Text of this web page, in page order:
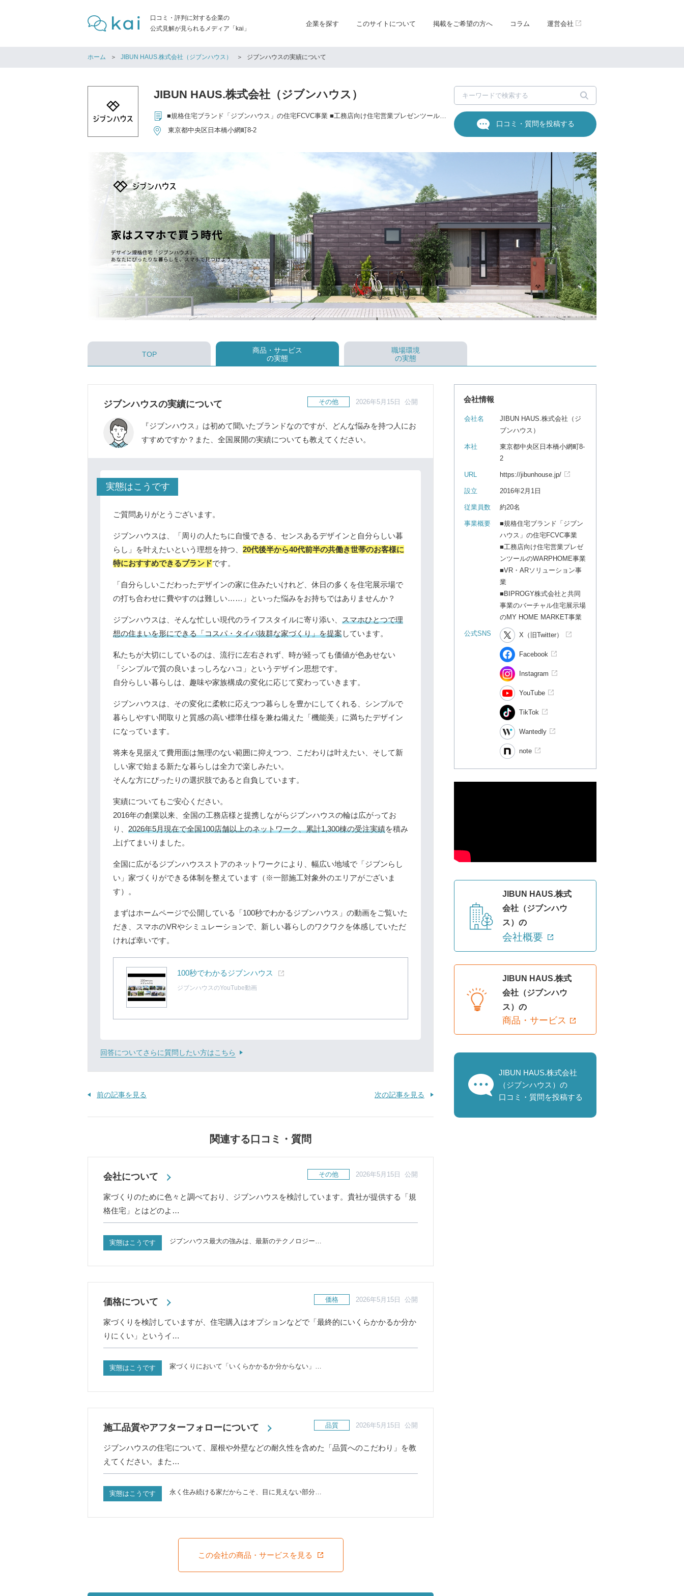
口コミ・評判に対する企業の
公式見解が見られるメディア「kai」
企業を探す このサイトについて 掲載をご希望の方へ コラム 運営会社
ホーム JIBUN HAUS.株式会社（ジブンハウス） ジブンハウスの実績について
JIBUN HAUS.株式会社（ジブンハウス）
■規格住宅ブランド「ジブンハウス」の住宅FCVC事業 ■工務店向け住宅営業プレゼンツールのWARPHOME事業 ■VR・ARソリューション事業 ■BIPROGY株式会社と共同事業のバーチャル住宅展示場のMY HOME MARKET事業
東京都中央区日本橋小網町8-2
口コミ・質問を投稿する
TOP
商品・サービス
の実態
職場環境
の実態
ジブンハウスの実績について その他 2026年5月15日 公開
『ジブンハウス』は初めて聞いたブランドなのですが、どんな悩みを持つ人にお
すすめですか？また、全国展開の実績についても教えてください。
実態はこうです
ご質問ありがとうございます。
ジブンハウスは、「周りの人たちに自慢できる、センスあるデザインと自分らしい暮
らし」を叶えたいという理想を持つ、 20代後半から40代前半の共働き世帯のお客様に
特におすすめできるブランドです。
「自分らしいこだわったデザインの家に住みたいけれど、休日の多くを住宅展示場で
の打ち合わせに費やすのは難しい……」といった悩みをお持ちではありませんか？
ジブンハウスは、そんな忙しい現代のライフスタイルに寄り添い、 スマホひとつで理
想の住まいを形にできる「コスパ・タイパ抜群な家づくり」を提案しています。
私たちが大切にしているのは、流行に左右されず、時が経っても価値が色あせない
「シンプルで質の良いまっしろなハコ」というデザイン思想です。
自分らしい暮らしは、趣味や家族構成の変化に応じて変わっていきます。
ジブンハウスは、その変化に柔軟に応えつつ暮らしを豊かにしてくれる、シンプルで
暮らしやすい間取りと質感の高い標準仕様を兼ね備えた「機能美」に満ちたデザイン
になっています。
将来を見据えて費用面は無理のない範囲に抑えつつ、こだわりは叶えたい、そして新
しい家で始まる新たな暮らしは全力で楽しみたい。
そんな方にぴったりの選択肢であると自負しています。
実績についてもご安心ください。
2016年の創業以来、全国の工務店様と提携しながらジブンハウスの輪は広がってお
り、 2026年5月現在で全国100店舗以上のネットワーク、累計1,300棟の受注実績を積み
上げてまいりました。
全国に広がるジブンハウスストアのネットワークにより、幅広い地域で「ジブンらし
い」家づくりができる体制を整えています（※一部施工対象外のエリアがございま
す）。
まずはホームページで公開している「100秒でわかるジブンハウス」の動画をご覧いた
だき、スマホのVRやシミュレーションで、新しい暮らしのワクワクを体感していただ
ければ幸いです。
100秒でわかるジブンハウス
ジブンハウスのYouTube動画
回答についてさらに質問したい方はこちら
前の記事を見る 次の記事を見る
関連する口コミ・質問
会社について その他 2026年5月15日 公開
家づくりのために色々と調べており、ジブンハウスを検討しています。貴社が提供する「規
格住宅」とはどのよ…
実態はこうです ジブンハウス最大の強みは、最新のテクノロジー…
価格について 価格 2026年5月15日 公開
家づくりを検討していますが、住宅購入はオプションなどで「最終的にいくらかかるか分か
りにくい」というイ…
実態はこうです 家づくりにおいて「いくらかかるか分からない」…
施工品質やアフターフォローについて 品質 2026年5月15日 公開
ジブンハウスの住宅について、屋根や外壁などの耐久性を含めた「品質へのこだわり」を教
えてください。また…
実態はこうです 永く住み続ける家だからこそ、目に見えない部分…
この会社の商品・サービスを見る
会社情報
会社名
JIBUN HAUS.株式会社（ジ
ブンハウス）
本社
東京都中央区日本橋小網町8-
2
URL https://jibunhouse.jp/
設立 2016年2月1日
従業員数 約20名
事業概要
■規格住宅ブランド「ジブン
ハウス」の住宅FCVC事業
■工務店向け住宅営業プレゼ
ンツールのWARPHOME事業
■VR・ARソリューション事
業
■BIPROGY株式会社と共同
事業のバーチャル住宅展示場
のMY HOME MARKET事業
公式SNS X（旧Twitter）
Facebook
Instagram
YouTube
TikTok
Wantedly
note
JIBUN HAUS.株式
会社（ジブンハウ
ス）の
会社概要
JIBUN HAUS.株式
会社（ジブンハウ
ス）の
商品・サービス
JIBUN HAUS.株式会社
（ジブンハウス）の
口コミ・質問を投稿する